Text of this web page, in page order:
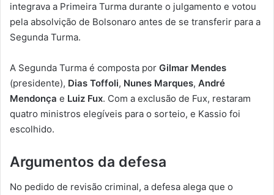
integrava a Primeira Turma durante o julgamento e votou
pela absolvição de Bolsonaro antes de se transferir para a
Segunda Turma.
A Segunda Turma é composta por Gilmar Mendes
(presidente), Dias Toffoli, Nunes Marques, André
Mendonça e Luiz Fux. Com a exclusão de Fux, restaram
quatro ministros elegíveis para o sorteio, e Kassio foi
escolhido.
Argumentos da defesa
No pedido de revisão criminal, a defesa alega que o